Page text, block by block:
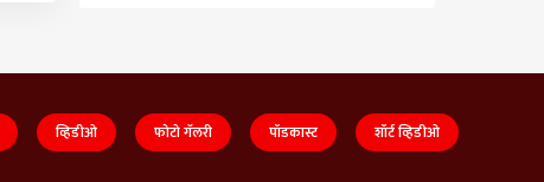
व्हिडीओ फोटो गॅलरी पॉडकास्ट शॉर्ट व्हिडीओ